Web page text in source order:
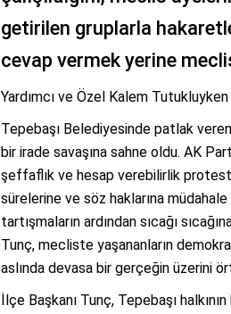
getirilen gruplarla
cevap vermek yerine
Yardımcı ve Özel Kalem
Tepebaşı Belediyesinde patlak
bir irade savaşına sahne oldu. AK
şeffaflık ve hesap verebilirlik
sürelerine ve söz haklarına
tartışmaların ardından sıcağı
Tunç, mecliste yaşananların
aslında devasa bir gerçeğin üzerini
İlçe Başkanı Tunç, Tepebaşı